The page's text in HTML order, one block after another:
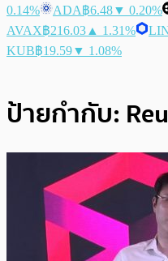
0.14%
ADA฿6.48▼ 0.20%
AVAX฿216.03 ▲ 1.31%
KUB฿19.59▼ 1.08%
ป้ายกำกับ: